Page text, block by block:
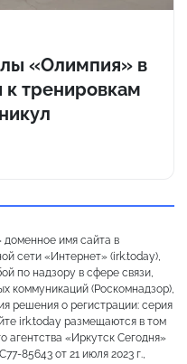
«Олимпия» в
к тренировкам
имя сайта в
сети «Интернет» (irk.today),
по надзору в сфере связи,
коммуникаций (Роскомнадзор),
решения о регистрации: серия
irk.today размещаются в том
агентства «Иркутск Сегодня»
85643 от 21 июля 2023 г.,